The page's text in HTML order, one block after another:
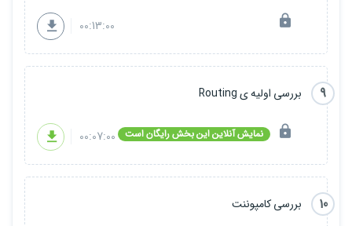
00:13:00
9 بررسی اولیه ی Routing
نمایش آنلاین این بخش رایگان است 00:07:00
10 بررسی کامپوننت